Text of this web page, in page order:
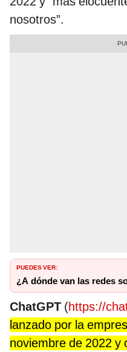
nosotros”.
PUEDES VER:
¿A dónde van las redes
ChatGPT (https://
lanzado por la
noviembre de 2022 y